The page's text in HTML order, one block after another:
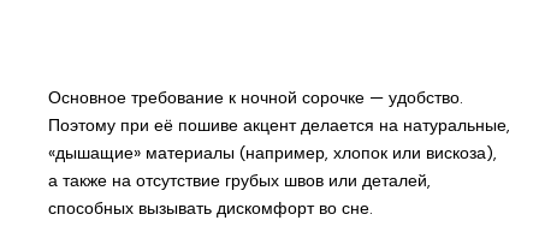
Основное требование к ночной сорочке — удобство.
Поэтому при её пошиве акцент делается на натуральные,
«дышащие» материалы (например, хлопок или вискоза),
а также на отсутствие грубых швов или деталей,
способных вызывать дискомфорт во сне.